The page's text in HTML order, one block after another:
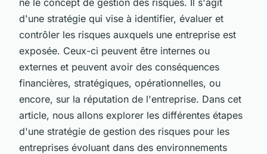
d'une stratégie qui vise à identifier, évaluer et
contrôler les risques auxquels une entreprise est
exposée. Ceux-ci peuvent être internes ou
externes et peuvent avoir des conséquences
financières, stratégiques, opérationnelles, ou
encore, sur la réputation de l'entreprise. Dans cet
article, nous allons explorer les différentes étapes
d'une stratégie de gestion des risques pour les
entreprises évoluant dans des environnements